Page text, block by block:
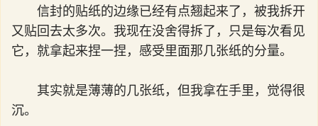
信封的贴纸的边缘已经有点翘起来了，被我拆开
又贴回去太多次。我现在没舍得拆了，只是每次看见
它，就拿起来捏一捏，感受里面那几张纸的分量。
其实就是薄薄的几张纸，但我拿在手里，觉得很
沉。